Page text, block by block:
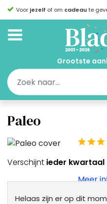
Voor jezelf of om cadeau te
Grootste
Paleo
Meer
Verschijnt ieder kwartaal
Helaas zijn er op dit